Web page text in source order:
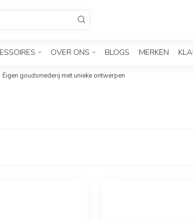
OVER ONS BLOGS MERKEN
Eigen goudsmederij met unieke ontwerpen